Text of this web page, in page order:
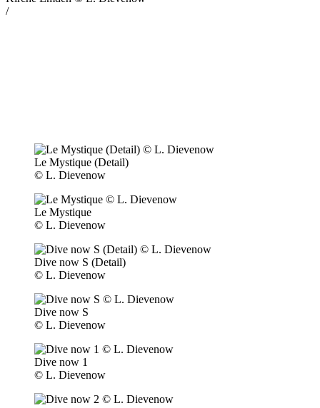
/
Le Mystique (Detail)
© L. Dievenow
Le Mystique
© L. Dievenow
Dive now S (Detail)
© L. Dievenow
Dive now S
© L. Dievenow
Dive now 1
© L. Dievenow